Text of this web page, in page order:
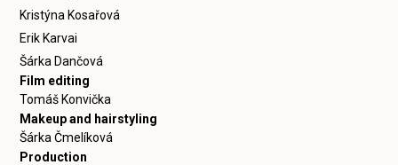
Kristýna Kosařová
Erik Karvai
Šárka Dančová
Film editing
Tomáš Konvička
Makeup and hairstyling
Šárka Čmelíková
Production